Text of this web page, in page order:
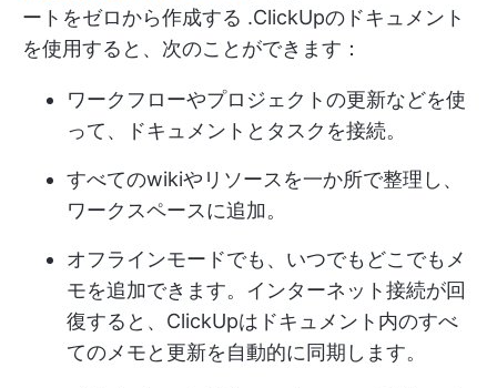
ートをゼロから作成する .ClickUpのドキュメント
を使用すると、次のことができます：
ワークフローやプロジェクトの更新などを使
って、ドキュメントとタスクを接続。
すべてのwikiやリソースを一か所で整理し、
ワークスペースに追加。
オフラインモードでも、いつでもどこでもメ
モを追加できます。インターネット接続が回
復すると、ClickUpはドキュメント内のすべ
てのメモと更新を自動的に同期します。